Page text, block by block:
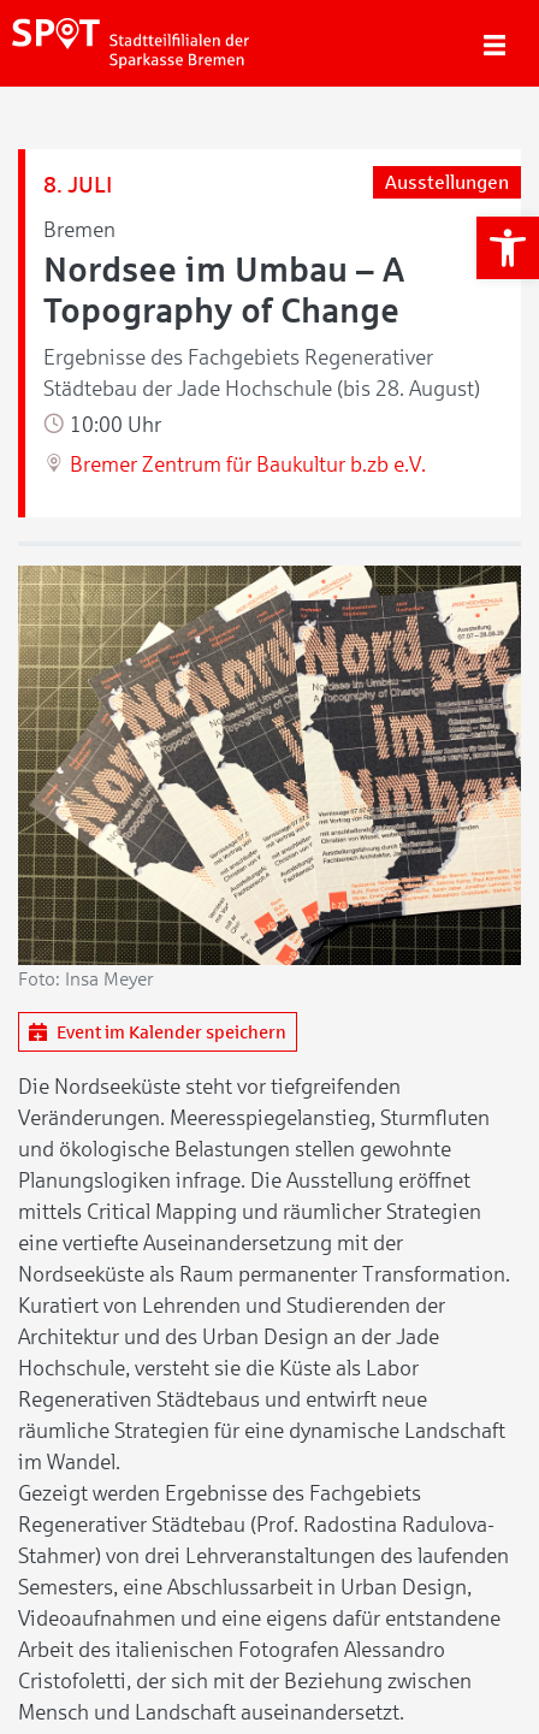
8. JULI
Bremen
Ausstellungen
Nordsee im Umbau – A
Topography of Change
Ergebnisse des Fachgebiets Regenerativer
Städtebau der Jade Hochschule (bis 28. August)
10:00 Uhr
Bremer Zentrum für Baukultur b.zb e.V.
Foto: Insa Meyer
Event im Kalender speichern
Die Nordseeküste steht vor tiefgreifenden
Veränderungen. Meeresspiegelanstieg, Sturmfluten
und ökologische Belastungen stellen gewohnte
Planungslogiken infrage. Die Ausstellung eröffnet
mittels Critical Mapping und räumlicher Strategien
eine vertiefte Auseinandersetzung mit der
Nordseeküste als Raum permanenter Transformation.
Kuratiert von Lehrenden und Studierenden der
Architektur und des Urban Design an der Jade
Hochschule, versteht sie die Küste als Labor
Regenerativen Städtebaus und entwirft neue
räumliche Strategien für eine dynamische Landschaft
im Wandel.
Gezeigt werden Ergebnisse des Fachgebiets
Regenerativer Städtebau (Prof. Radostina Radulova-
Stahmer) von drei Lehrveranstaltungen des laufenden
Semesters, eine Abschlussarbeit in Urban Design,
Videoaufnahmen und eine eigens dafür entstandene
Arbeit des italienischen Fotografen Alessandro
Cristofoletti, der sich mit der Beziehung zwischen
Mensch und Landschaft auseinandersetzt.